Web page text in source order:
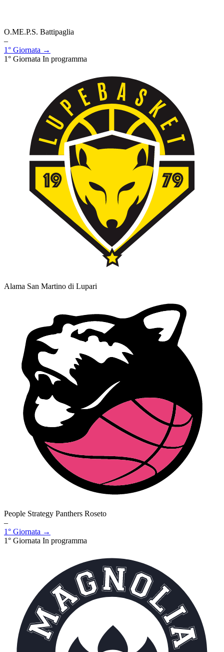
O.ME.P.S. Battipaglia
–
1° Giornata →
1° Giornata In programma
Alama San Martino di Lupari
People Strategy Panthers Roseto
–
1° Giornata →
1° Giornata In programma